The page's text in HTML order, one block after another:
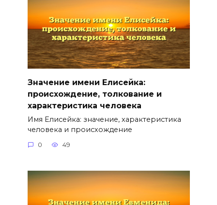
Значение имени Елисейка:
происхождение, толкование и
характеристика человека
Имя Елисейка: значение, характеристика
человека и происхождение
0 49